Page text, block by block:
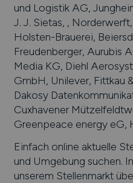
und Logistik AG,
J. J. Sietas, ,
Holsten-Brauerei,
Freudenberger, Aurubis
Media KG, Diehl
GmbH, Unilever, Fittkau
Dakosy
Cuxhavener
Greenpeace energy eG,
Einfach online aktuelle
und Umgebung suchen.
unserem Stellenmarkt